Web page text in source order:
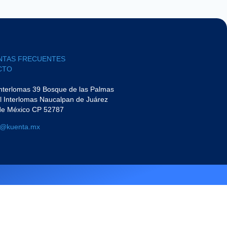
FRECUENTES
39 Bosque de las Palmas
Interlomas Naucalpan de Juárez
México CP 52787